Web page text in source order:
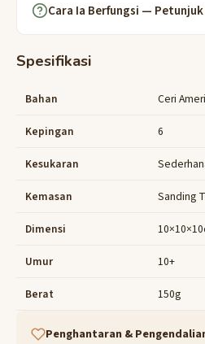
Cara Ia Berfungsi —
Spesifikasi
Bahan Ceri
Kepingan 6
Kesukaran
Kemasan Sanding
Dimensi
Umur 10+
Berat 150g
Penghantaran &